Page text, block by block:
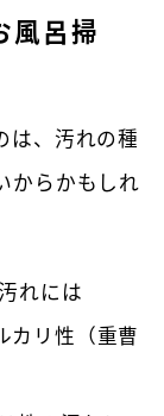
風呂掃
は、汚れの種
からかもしれ
れには
カリ性（重曹